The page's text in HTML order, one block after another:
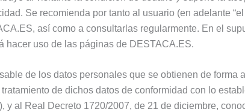
Se recomienda por tanto al usuario (en adelante
así como a consultarlas regularmente. En el
hacer uso de las páginas de DESTACA.ES.
de los datos personales que se obtienen de forma
de dichos datos de conformidad con lo
y al Real Decreto 1720/2007, de 21 de diciembre,